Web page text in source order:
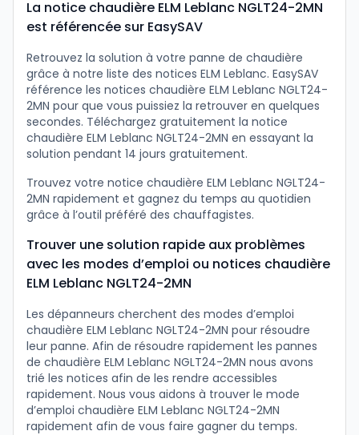
La notice chaudière ELM Leblanc NGLT24-2MN
est référencée sur EasySAV
Retrouvez la solution à votre panne de chaudière
grâce à notre liste des notices ELM Leblanc. EasySAV
référence les notices chaudière ELM Leblanc NGLT24-
2MN pour que vous puissiez la retrouver en quelques
secondes. Téléchargez gratuitement la notice
chaudière ELM Leblanc NGLT24-2MN en essayant la
solution pendant 14 jours gratuitement.
Trouvez votre notice chaudière ELM Leblanc NGLT24-
2MN rapidement et gagnez du temps au quotidien
grâce à l’outil préféré des chauffagistes.
Trouver une solution rapide aux problèmes
avec les modes d’emploi ou notices chaudière
ELM Leblanc NGLT24-2MN
Les dépanneurs cherchent des modes d’emploi
chaudière ELM Leblanc NGLT24-2MN pour résoudre
leur panne. Afin de résoudre rapidement les pannes
de chaudière ELM Leblanc NGLT24-2MN nous avons
trié les notices afin de les rendre accessibles
rapidement. Nous vous aidons à trouver le mode
d’emploi chaudière ELM Leblanc NGLT24-2MN
rapidement afin de vous faire gagner du temps.